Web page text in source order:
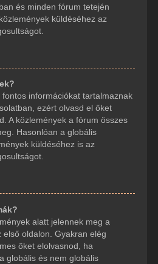
és minden fórum tetején
küldéséhez az
információkat tartalmaznak
ezért olvasd el őket
A közlemények a fórum összes
Hasonlóan a globális
küldéséhez is az
alatt jelennek meg a
oldalon. Gyakran elég
őket elolvasnod, ha
globális és nem globális